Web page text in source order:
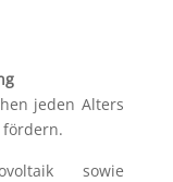
jeden Alters
sowie